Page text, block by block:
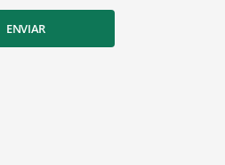
ENVIAR